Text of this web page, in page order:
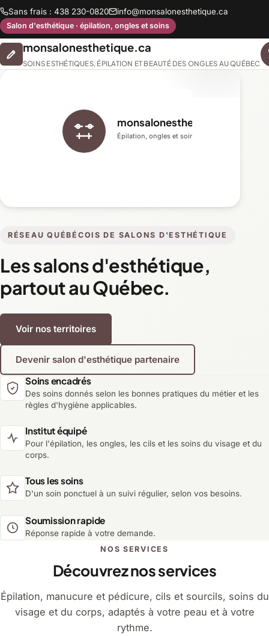
Sans frais : 438 230-0820 info@monsalonesthetique.ca
Salon d'esthétique · épilation, ongles et soins
monsalonesthetique.ca
SOINS ESTHÉTIQUES, ÉPILATION ET BEAUTÉ DES ONGLES AU QUÉBEC
RÉSEAU QUÉBÉCOIS DE SALONS D'ESTHÉTIQUE
Les salons d'esthétique,
partout au Québec.
Voir nos territoires
Devenir salon d'esthétique partenaire
monsalonesthetique.ca
Épilation, ongles et soins du visage
Soins encadrés
Des soins donnés selon les bonnes pratiques du métier et les
règles d'hygiène applicables.
Institut équipé
Pour l'épilation, les ongles, les cils et les soins du visage et du
corps.
Tous les soins
D'un soin ponctuel à un suivi régulier, selon vos besoins.
Soumission rapide
Réponse rapide à votre demande.
NOS SERVICES
Découvrez nos services
Épilation, manucure et pédicure, cils et sourcils, soins du
visage et du corps, adaptés à votre peau et à votre
rythme.